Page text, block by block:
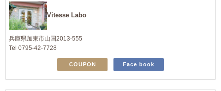
Vitesse Labo
兵庫県加東市山国2013-555
Tel 0795-42-7728
COUPON Face book